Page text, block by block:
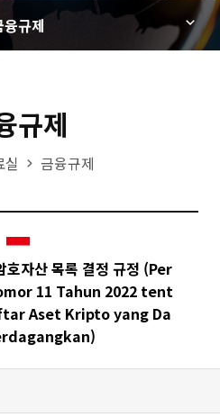
융규제
규제
실 금융규제
호자산 목록 결정 규정 (Per
11 Tahun 2022 tent
Aset Kripto yang Da